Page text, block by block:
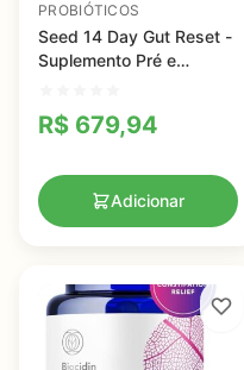
PROBIÓTICOS
Seed 14 Day Gut Reset -
Suplemento Pré e
R$ 679,94
Adicionar